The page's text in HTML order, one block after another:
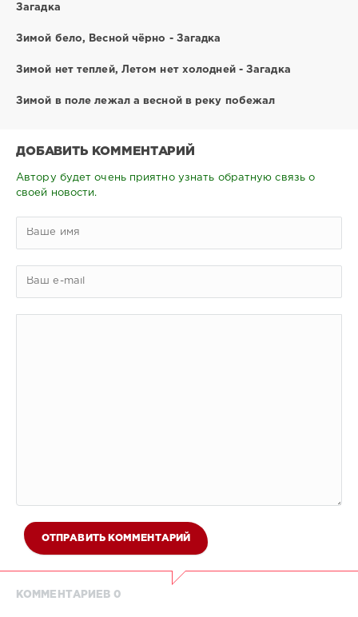
Загадка
Зимой бело, Весной чёрно - Загадка
Зимой нет теплей, Летом нет холодней - Загадка
Зимой в поле лежал а весной в реку побежал
ДОБАВИТЬ КОММЕНТАРИЙ
Автору будет очень приятно узнать обратную связь о
своей новости.
ОТПРАВИТЬ КОММЕНТАРИЙ
КОММЕНТАРИЕВ 0